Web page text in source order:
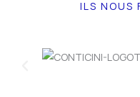
ILS NOUS